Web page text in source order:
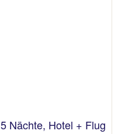
5 Nächte, Hotel + Flug